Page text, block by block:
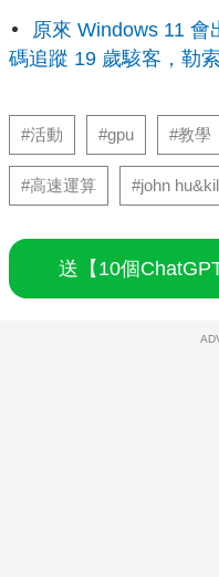
原來 Windows 11 會
碼追蹤 19 歲駭客，勒
#活動 #gpu #教學
#高速運算 #john
送【10個